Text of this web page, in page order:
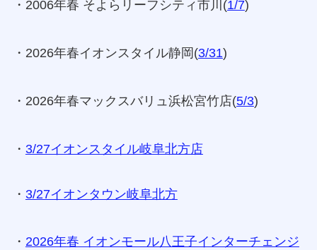
・2006年春 そよらリーフシティ市川(1/7)
・2026年春イオンスタイル静岡(3/31)
・2026年春マックスバリュ浜松宮竹店(5/3)
・ 3/27イオンスタイル岐阜北方店
・ 3/27イオンタウン岐阜北方
・ 2026年春 イオンモール八王子インターチェンジ